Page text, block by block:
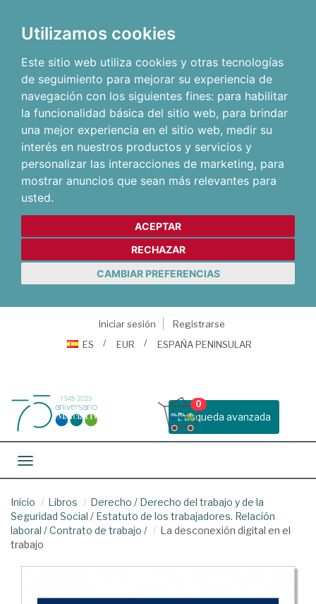
Utilizamos cookies
Este sitio web utiliza cookies y otras tecnologías
de seguimiento para mejorar su experiencia de
navegación con los siguientes fines: para habilitar
la funcionalidad básica del sitio web, para brindar
una mejor experiencia en el sitio web, medir su
interés en nuestros productos y servicios y
personalizar las interacciones de marketing, para
mostrar anuncios que sean más relevantes para
usted.
ACEPTAR
RECHAZAR
CAMBIAR PREFERENCIAS
Iniciar sesión
Registrarse
ES
EUR ESPAÑA PENINSULAR
Busqueda avanzada
0
Toggle navigation
Inicio Libros Derecho / Derecho del trabajo y de la
Seguridad Social / Estatuto de los trabajadores. Relación
laboral /Contrato de trabajo /
La desconexión digital en el
trabajo